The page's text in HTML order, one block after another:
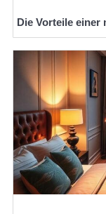
Die Vorteile einer